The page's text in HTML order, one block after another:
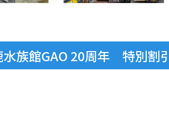
族館GAO 20周年 特別割